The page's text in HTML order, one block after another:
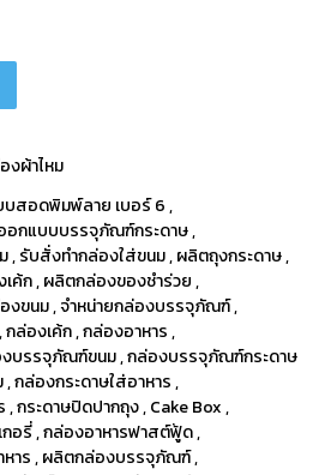
งผ้าไหม
สอดพิมพ์ลาย เบอร์ 6,
อกแบบบรรจุภัณฑ์กระดาษ,
,รับสั่งทำกล่องใส่ขนม,ผลิตถุงกระดาษ,
ค้ก,ผลิตกล่องของชำร่วย,
งขนม,จำหน่ายกล่องบรรจุภัณฑ์,
,กล่องเค้ก,กล่องอาหาร,
บรรจุภัณฑ์ขนม,กล่องบรรจุภัณฑ์กระดาษ
,กล่องกระดาษใส่อาหาร,
,กระดาษปิดปากถุง,Cake Box,
อรี่,กล่องอาหารฟาสต์ฟู้ด,
าร,ผลิตกล่องบรรจุภัณฑ์,